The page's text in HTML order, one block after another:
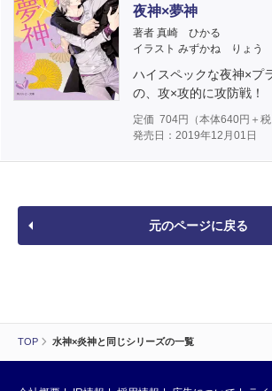
TOP 水神×炎神と同じシリーズの一覧
夜神×夢神
著者 真崎 ひかる
イラスト みずかね りょう
ハイスペックな夜神×プ
の、攻×攻的に攻防戦！
定価 704円（本体640円＋税
発売日：2019年12月01日
元のページに戻る